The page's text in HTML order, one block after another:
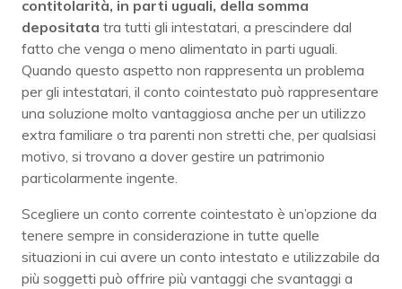
contitolarità, in parti uguali, della somma
depositata tra tutti gli intestatari, a prescindere dal
fatto che venga o meno alimentato in parti uguali.
Quando questo aspetto non rappresenta un problema
per gli intestatari, il conto cointestato può rappresentare
una soluzione molto vantaggiosa anche per un utilizzo
extra familiare o tra parenti non stretti che, per qualsiasi
motivo, si trovano a dover gestire un patrimonio
particolarmente ingente.
Scegliere un conto corrente cointestato è un’opzione da
tenere sempre in considerazione in tutte quelle
situazioni in cui avere un conto intestato e utilizzabile da
più soggetti può offrire più vantaggi che svantaggi a